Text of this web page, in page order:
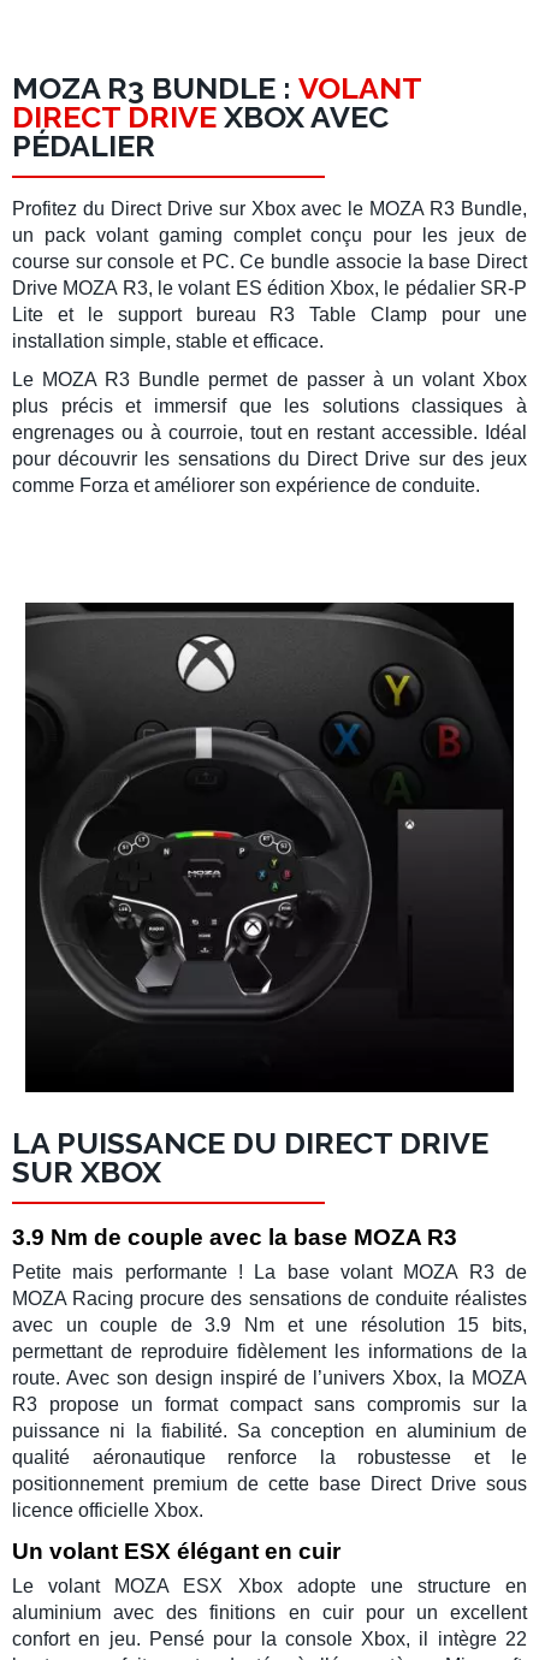
MOZA R3 BUNDLE : VOLANT
DIRECT DRIVE XBOX AVEC
PÉDALIER
Profitez du Direct Drive sur Xboxavec le MOZA R3 Bundle,
un pack volant gaming completconçu pour les jeux de
course sur console et PC. Ce bundle associe la base Direct
Drive MOZA R3, le volant ES édition Xbox, le pédalier SR-P
Lite et le support bureau R3 Table Clamp pour une
installation simple, stable et efficace.
Le MOZA R3 Bundle permet de passer à un volant Xbox
plus précis et immersifque les solutions classiques à
engrenages ou à courroie, tout en restant accessible. Idéal
pour découvrir les sensations du Direct Drive sur des jeux
comme Forza et améliorer son expérience de conduite.
LA PUISSANCE DU DIRECT DRIVE
SUR XBOX
3.9 Nm de couple avec la base MOZA R3
Petite mais performante ! La base volant MOZA R3de
MOZA Racing procure des sensations de conduite réalistes
avec un couple de3.9 Nm et une résolution 15 bits,
permettant de reproduire fidèlement les informations de la
route. Avec son design inspiré de l’univers Xbox, la MOZA
R3 propose un format compact sans compromis sur la
puissance ni la fiabilité. Sa conception en aluminium de
qualité aéronautique renforce la robustesse et le
positionnement premium de cette base Direct Drive sous
licence officielle Xbox.
Un volant ESX élégant en cuir
Le volant MOZA ESX Xboxadopte une structure en
aluminium avec des finitions en cuir pour un excellent
confort en jeu. Pensé pour la console Xbox, il intègre 22